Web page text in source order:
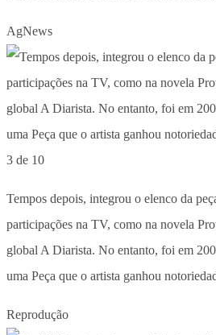
AgNews
3 de 10
Tempos depois, integrou o elenco da
participações na TV, como na novela
global A Diarista. No entanto, foi em
uma Peça que o artista ganhou
Reprodução